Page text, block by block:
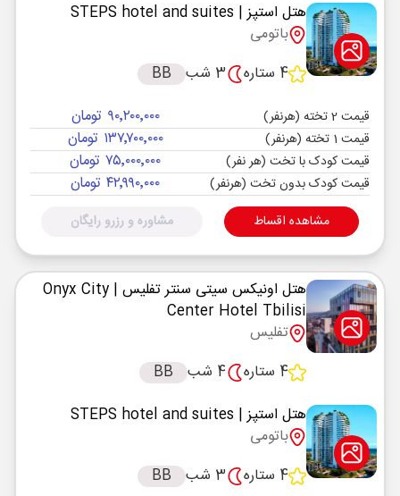
هتل استپز| STEPS hotel and suites
باتومی
4 ستاره
3 شب BB
قیمت 2 تخته (هرنفر) ۹۰٬۲۰۰٬۰۰۰ تومان
قیمت 1 تخته (هرنفر) ۱۳۷٬۷۰۰٬۰۰۰ تومان
قیمت کودک با تخت (هر نفر) ۷۵٬۰۰۰٬۰۰۰ تومان
قیمت کودک بدون تخت (هرنفر) ۴۲٬۹۹۰٬۰۰۰ تومان
مشاهده اقساط مشاوره و رزرو رایگان
هتل اونیکس سیتی سنتر تفلیس | Onyx City
Center Hotel Tbilisi
تفلیس
4 ستاره
4 شب
BB
هتل استپز| STEPS hotel and suites
باتومی
4 ستاره
3 شب BB